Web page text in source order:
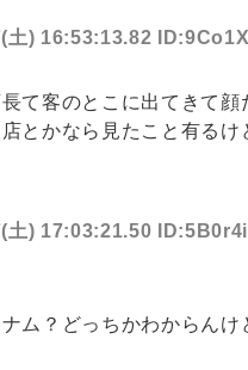
土) 16:53:13.82
て客のとこに出てきて顔
とかなら見たこと有る
土) 17:03:21.50
ム？どっちかわからん